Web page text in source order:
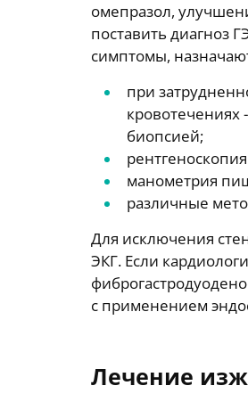
омепразол,
поставить диагноз
симптомы,
при
биопсией;
манометрия
различные
Для исключения
ЭКГ. Если
с применением
Лечение